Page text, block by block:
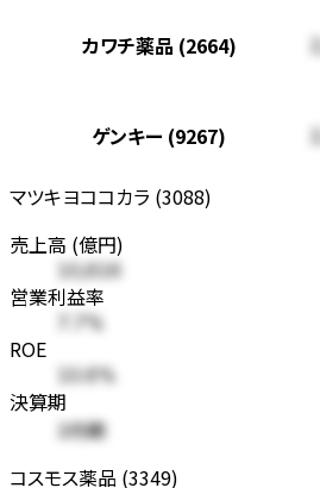
カワチ薬品 (2664)
ゲンキー (9267)
マツキヨココカラ (3088)
売上高 (億円)
10,616
営業利益率
7.7%
ROE
10.6%
決算期
3月期
コスモス薬品 (3349)